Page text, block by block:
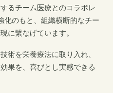
るチーム医療とのコラボレ
化のもと、組織横断的なチー
に繋なげています。
術を栄養療法に取り入れ、
果を、喜びとし実感できる